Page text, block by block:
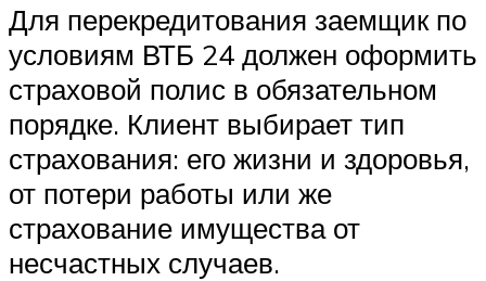
Для перекредитования заемщик по
условиям ВТБ 24 должен оформить
страховой полис в обязательном
порядке. Клиент выбирает тип
страхования: его жизни и здоровья,
от потери работы или же
страхование имущества от
несчастных случаев.